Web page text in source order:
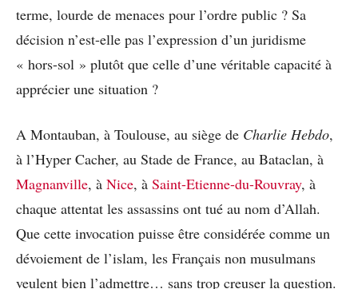
terme, lourde de menaces pour l’ordre public ? Sa
décision n’est-elle pas l’expression d’un juridisme
« hors-sol » plutôt que celle d’une véritable capacité à
apprécier une situation ?
A Montauban, à Toulouse, au siège de Charlie Hebdo,
à l’Hyper Cacher, au Stade de France, au Bataclan, à
Magnanville, à Nice, à Saint-Etienne-du-Rouvray, à
chaque attentat les assassins ont tué au nom d’Allah.
Que cette invocation puisse être considérée comme un
dévoiement de l’islam, les Français non musulmans
veulent bien l’admettre… sans trop creuser la question.